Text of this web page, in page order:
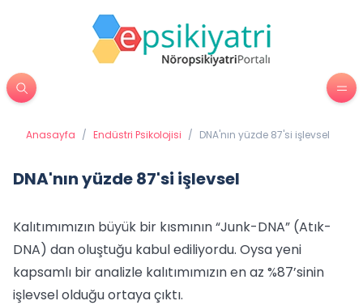
Anasayfa / Endüstri Psikolojisi / DNA'nın yüzde 87'si işlevsel
DNA'nın yüzde 87'si işlevsel
Kalıtımımızın büyük bir kısmının “Junk-DNA” (Atık-
DNA) dan oluştuğu kabul ediliyordu. Oysa yeni
kapsamlı bir analizle kalıtımımızın en az %87’sinin
işlevsel olduğu ortaya çıktı.